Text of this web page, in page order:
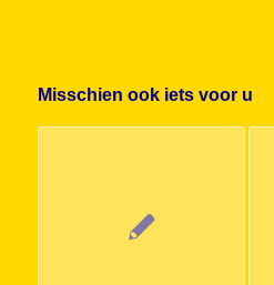
Misschien ook iets voor u